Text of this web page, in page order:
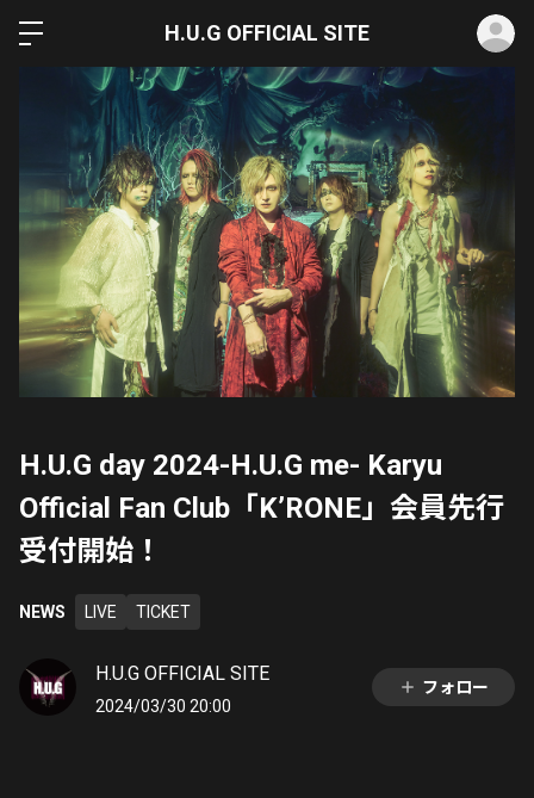
H.U.G OFFICIAL SITE
H.U.G day 2024-H.U.G me- Karyu
Official Fan Club「K’RONE」会員先行
受付開始！
NEWS LIVE TICKET
H.U.G OFFICIAL SITE
2024/03/30 20:00
フォロー